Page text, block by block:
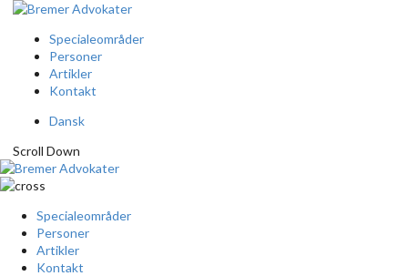
Specialeområder
Personer
Artikler
Kontakt
Dansk
Scroll Down
Specialeområder
Personer
Artikler
Kontakt